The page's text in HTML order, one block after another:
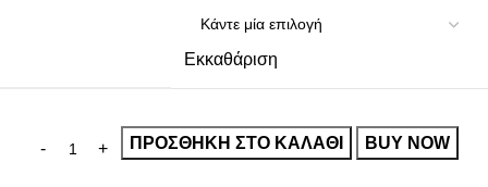
Εκκαθάριση
ΠΡΟΣΘΉΚΗ ΣΤΟ ΚΑΛΆΘΙ BUY NOW